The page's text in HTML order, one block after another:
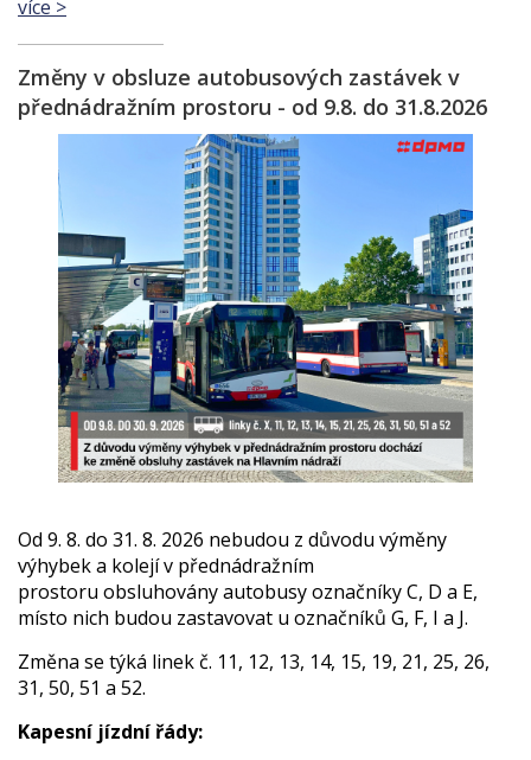
více >
Změny v obsluze autobusových zastávek v
přednádražním prostoru - od 9.8. do 31.8.2026
Od 9. 8. do 31. 8. 2026 nebudou z důvodu výměny
výhybek a kolejí v přednádražním
prostoru obsluhovány autobusy označníky C, D a E,
místo nich budou zastavovat u označníků G, F, I a J.
Změna se týká linek č. 11, 12, 13, 14, 15, 19, 21, 25, 26,
31, 50, 51 a 52.
Kapesní jízdní řády: